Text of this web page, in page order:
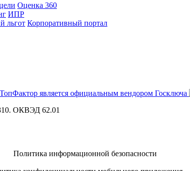
Оценка 360
ИПР
льгот Корпоративный портал
ОКВЭД 62.01
Политика информационной безопасности